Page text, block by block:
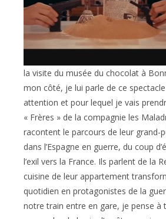
la visite du musée du chocolat à
mon côté, je lui parle de ce
attention et pour lequel je vais
« Frères » de la compagnie les
racontent le parcours de leur grand-
dans l’Espagne en guerre, du coup
l’exil vers la France. Ils parlent de la
cuisine de leur appartement
quotidien en protagonistes de la
notre train entre en gare, je pense à